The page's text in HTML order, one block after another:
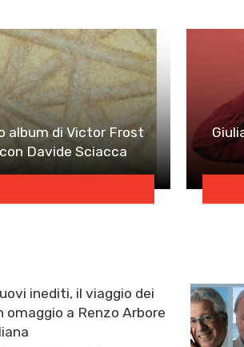
album di Victor Frost
Davide Sciacca
inediti, il viaggio dei
omaggio a Renzo Arbore